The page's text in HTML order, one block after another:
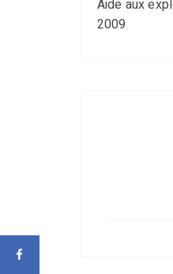
Aide aux
2009